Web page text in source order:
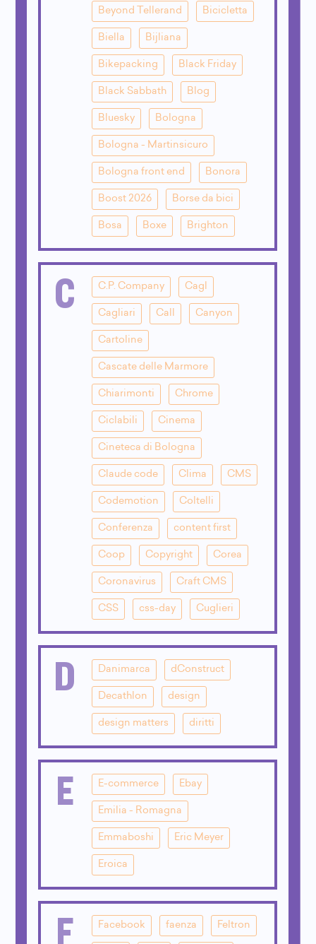
Beyond Tellerand Bicicletta
Biella Bijliana
Bikepacking Black Friday
Black Sabbath Blog
Bluesky Bologna
Bologna - Martinsicuro
Bologna front end Bonora
Boost 2026 Borse da bici
Bosa Boxe Brighton
C C.P. Company Cagl
Cagliari Call Canyon
Cartoline
Cascate delle Marmore
Chiarimonti Chrome
Ciclabili Cinema
Cineteca di Bologna
Claude code Clima CMS
Codemotion Coltelli
Conferenza content first
Coop Copyright Corea
Coronavirus Craft CMS
CSS css-day Cuglieri
D Danimarca dConstruct
Decathlon design
design matters diritti
E E-commerce Ebay
Emilia - Romagna
Emmaboshi Eric Meyer
Eroica
F Facebook faenza Feltron